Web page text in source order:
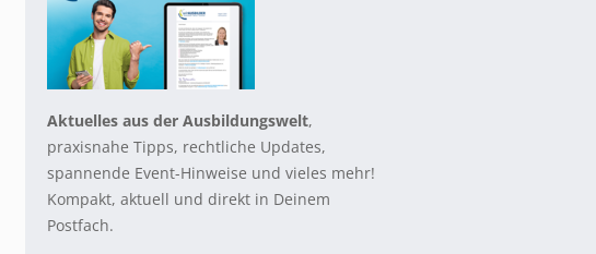
Aktuelles aus der Ausbildungswelt,
praxisnahe Tipps, rechtliche Updates,
spannende Event-Hinweise und vieles mehr!
Kompakt, aktuell und direkt in Deinem
Postfach.